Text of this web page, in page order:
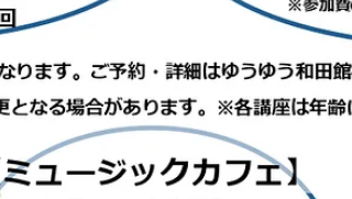
問い合わせください。 ・ピアノ教室は現在